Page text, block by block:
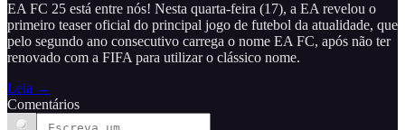
EA FC 25 está entre nós! Nesta quarta-feira (17), a EA revelou o
primeiro teaser oficial do principal jogo de futebol da atualidade, que
pelo segundo ano consecutivo carrega o nome EA FC, após não ter
renovado com a FIFA para utilizar o clássico nome.
Leia →
Comentários